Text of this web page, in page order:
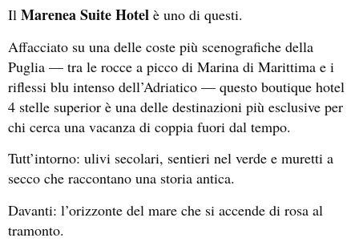
Il Marenea Suite Hotel è uno di questi.
Affacciato su una delle coste più scenografiche della
Puglia — tra le rocce a picco di Marina di Marittima e i
riflessi blu intenso dell’Adriatico — questo boutique hotel
4 stelle superior è una delle destinazioni più esclusive per
chi cerca una vacanza di coppia fuori dal tempo.
Tutt’intorno: ulivi secolari, sentieri nel verde e muretti a
secco che raccontano una storia antica.
Davanti: l’orizzonte del mare che si accende di rosa al
tramonto.